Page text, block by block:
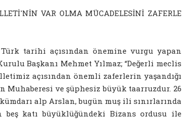
VAR OLMA MÜCADELESİNİ ZAFERLE
tarihi açısından önemine vurgu yapan
Başkanı Mehmet Yılmaz; “Değerli meclis
açısından önemli zaferlerin yaşandığı
ve şüphesiz büyük taarruzdur. 26
alp Arslan, bugün muş ili sınırlarında
beş katı büyüklüğündeki Bizans ordusu ile